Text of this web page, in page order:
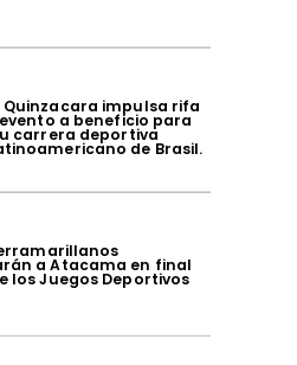
Quinzacara impulsa rifa
a beneficio para
carrera deportiva
de Brasil.
a Atacama en final
los Juegos Deportivos